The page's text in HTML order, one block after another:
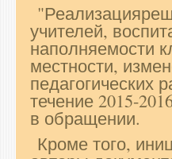
учителей,
наполняемости
местности,
педагогических
течение 2015-
в обращении.
Кроме того,